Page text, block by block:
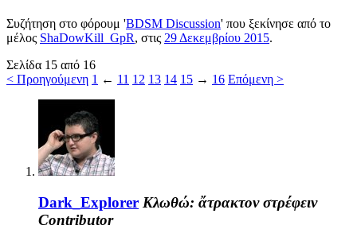
Συζήτηση στο φόρουμ 'BDSM Discussion' που ξεκίνησε από το
μέλος ShaDowKill_GpR, στις 29 Δεκεμβρίου 2015.
Σελίδα 15 από 16
< Προηγούμενη 1 ← 11 12 13 14 15 → 16 Επόμενη >
Dark_Explorer Κλωθώ: ἄτρακτον στρέφειν
Contributor